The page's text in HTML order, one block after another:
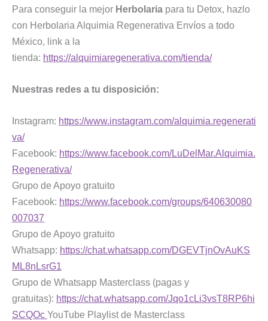
Para conseguir la mejor Herbolaria para tu Detox, hazlo
con Herbolaria Alquimia Regenerativa Envíos a todo
México, link a la
tienda: https://alquimiaregenerativa.com/tienda/
Nuestras redes a tu disposición:
Instagram: https://www.instagram.com/alquimia.regenerati
va/
Facebook: https://www.facebook.com/LuDelMar.Alquimia.
Regenerativa/
Grupo de Apoyo gratuito
Facebook: https://www.facebook.com/groups/640630080
007037
Grupo de Apoyo gratuito
Whatsapp: https://chat.whatsapp.com/DGEVTjnOvAuKS
ML8nLsrG1
Grupo de Whatsapp Masterclass (pagas y
gratuitas): https://chat.whatsapp.com/Jqo1cLi3vsT8RP6hi
SCQOc YouTube Playlist de Masterclass